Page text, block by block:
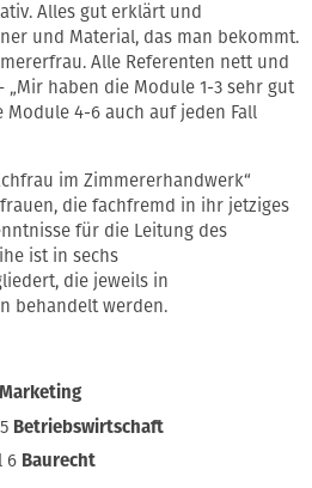
Alles gut erklärt und
und Material, das man bekommt.
Alle Referenten nett und
„Mir haben die Module 1-3 sehr gut
4-6 auch auf jeden Fall
im Zimmererhandwerk“
die fachfremd in ihr jetziges
für die Leitung des
ist in sechs
die jeweils in
behandelt werden.
Marketing
Betriebswirtschaft
6 Baurecht